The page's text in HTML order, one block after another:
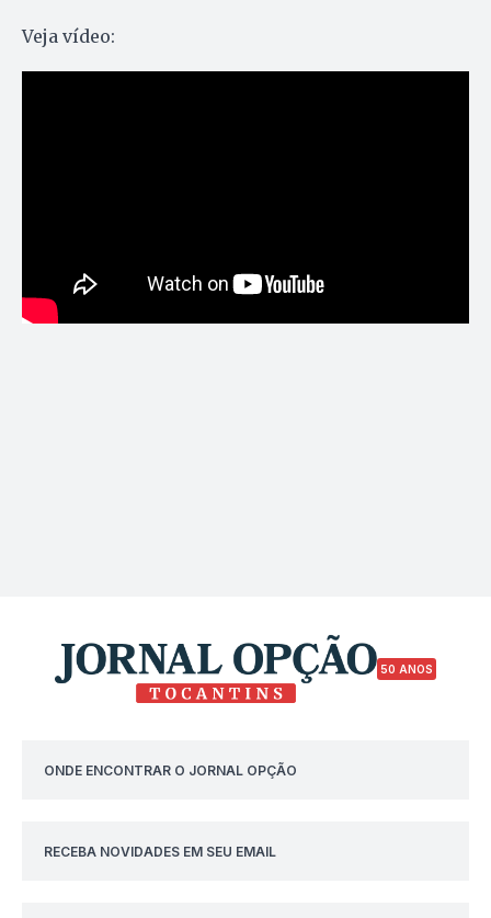
Veja vídeo:
50 ANOS
ONDE ENCONTRAR O JORNAL OPÇÃO
RECEBA NOVIDADES EM SEU EMAIL